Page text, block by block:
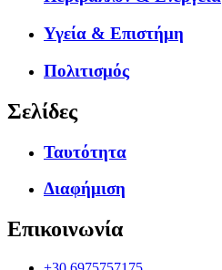
Υγεία & Επιστήμη
Πολιτισμός
Σελίδες
Ταυτότητα
Διαφήμιση
Επικοινωνία